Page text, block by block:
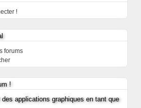
!
forums
!
des applications graphiques en tant que